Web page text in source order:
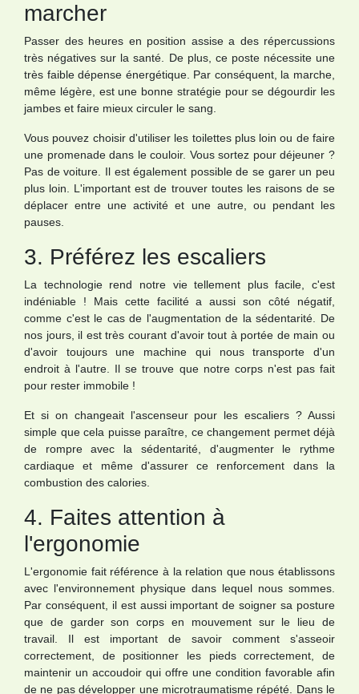
marcher
Passer des heures en position assise a des répercussions
très négatives sur la santé. De plus, ce poste nécessite une
très faible dépense énergétique. Par conséquent, la marche,
même légère, est une bonne stratégie pour se dégourdir les
jambes et faire mieux circuler le sang.
Vous pouvez choisir d'utiliser les toilettes plus loin ou de faire
une promenade dans le couloir. Vous sortez pour déjeuner ?
Pas de voiture. Il est également possible de se garer un peu
plus loin. L'important est de trouver toutes les raisons de se
déplacer entre une activité et une autre, ou pendant les
pauses.
3. Préférez les escaliers
La technologie rend notre vie tellement plus facile, c'est
indéniable ! Mais cette facilité a aussi son côté négatif,
comme c'est le cas de l'augmentation de la sédentarité. De
nos jours, il est très courant d'avoir tout à portée de main ou
d'avoir toujours une machine qui nous transporte d'un
endroit à l'autre. Il se trouve que notre corps n'est pas fait
pour rester immobile !
Et si on changeait l'ascenseur pour les escaliers ? Aussi
simple que cela puisse paraître, ce changement permet déjà
de rompre avec la sédentarité, d'augmenter le rythme
cardiaque et même d'assurer ce renforcement dans la
combustion des calories.
4. Faites attention à
l'ergonomie
L'ergonomie fait référence à la relation que nous établissons
avec l'environnement physique dans lequel nous sommes.
Par conséquent, il est aussi important de soigner sa posture
que de garder son corps en mouvement sur le lieu de
travail. Il est important de savoir comment s'asseoir
correctement, de positionner les pieds correctement, de
maintenir un accoudoir qui offre une condition favorable afin
de ne pas développer une microtraumatisme répété. Dans le